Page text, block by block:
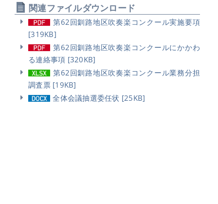
関連ファイルダウンロード
第62回釧路地区吹奏楽コンクール実施要項
[319KB]
第62回釧路地区吹奏楽コンクールにかかわ
る連絡事項 [320KB]
第62回釧路地区吹奏楽コンクール業務分担
調査票 [19KB]
全体会議抽選委任状 [25KB]